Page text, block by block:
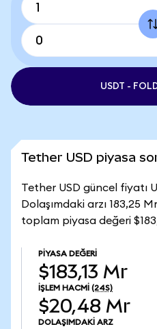
USDT -
Tether USD piyasa
Tether USD güncel fiyatı
Dolaşımdaki arzı 183,25
toplam piyasa değeri
PIYASA DEĞERI
$183,13 Mr
İŞLEM HACMI (24S)
$20,48 Mr
DOLAŞIMDAKI ARZ